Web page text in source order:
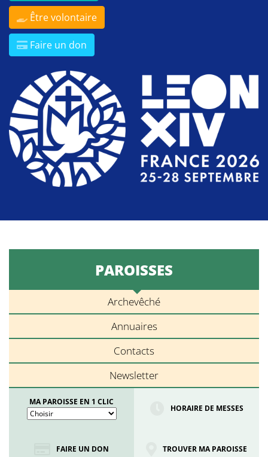
Être volontaire
Faire un don
PAROISSES
Archevêché
Annuaires
Contacts
Newsletter
MA PAROISSE EN 1 CLIC
HORAIRE DE MESSES
FAIRE UN DON TROUVER MA PAROISSE